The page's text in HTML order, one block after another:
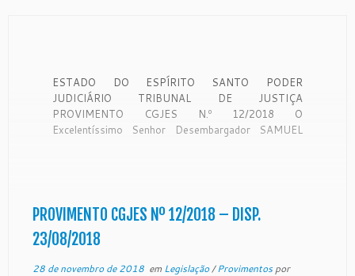
ESTADO DO ESPÍRITO SANTO PODER
JUDICIÁRIO TRIBUNAL DE JUSTIÇA
PROVIMENTO CGJES N.º 12/2018 O
Excelentíssimo Senhor Desembargador SAMUEL
fiscalização, que disciplina […]
PROVIMENTO CGJES Nº 12/2018 – DISP.
23/08/2018
28 de novembro de 2018em Legislação/Provimentospor